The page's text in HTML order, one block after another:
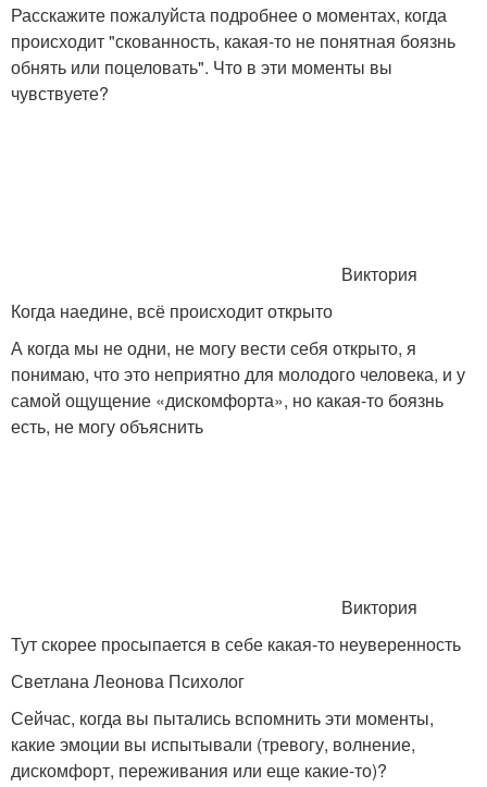
Расскажите пожалуйста подробнее о моментах, когда
происходит "скованность, какая-то не понятная боязнь
обнять или поцеловать". Что в эти моменты вы
чувствуете?
Виктория
Когда наедине, всё происходит открыто
А когда мы не одни, не могу вести себя открыто, я
понимаю, что это неприятно для молодого человека, и у
самой ощущение «дискомфорта», но какая-то боязнь
есть, не могу объяснить
Виктория
Тут скорее просыпается в себе какая-то неуверенность
Светлана Леонова Психолог
Сейчас, когда вы пытались вспомнить эти моменты,
какие эмоции вы испытывали (тревогу, волнение,
дискомфорт, переживания или еще какие-то)?